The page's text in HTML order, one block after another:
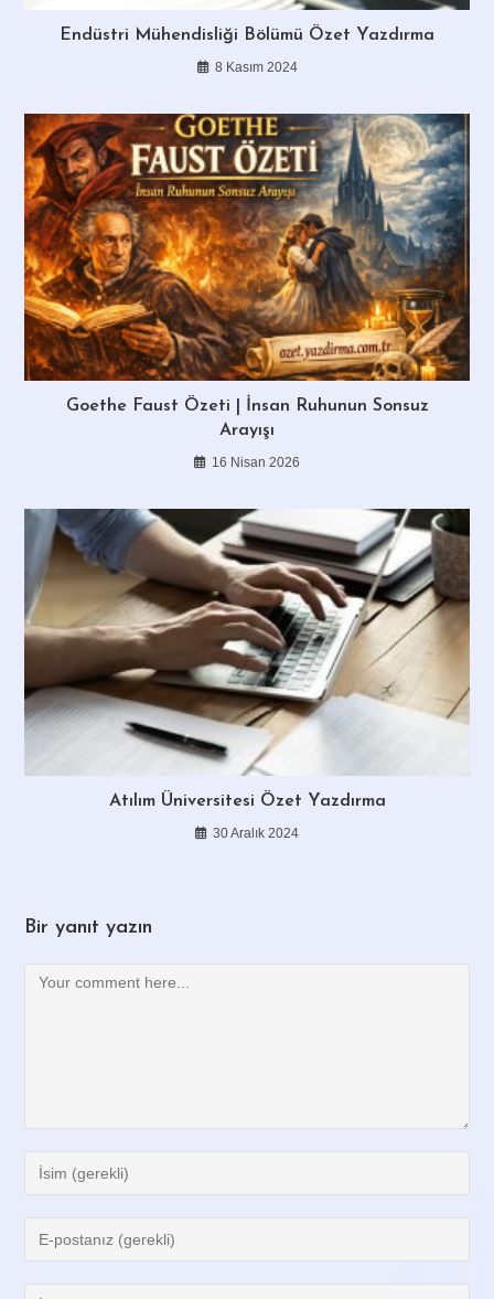
Endüstri Mühendisliği Bölümü Özet Yazdırma
8 Kasım 2024
Goethe Faust Özeti | İnsan Ruhunun Sonsuz
Arayışı
16 Nisan 2026
Atılım Üniversitesi Özet Yazdırma
30 Aralık 2024
Bir yanıt yazın
Comment
Enter
your
name
your
email